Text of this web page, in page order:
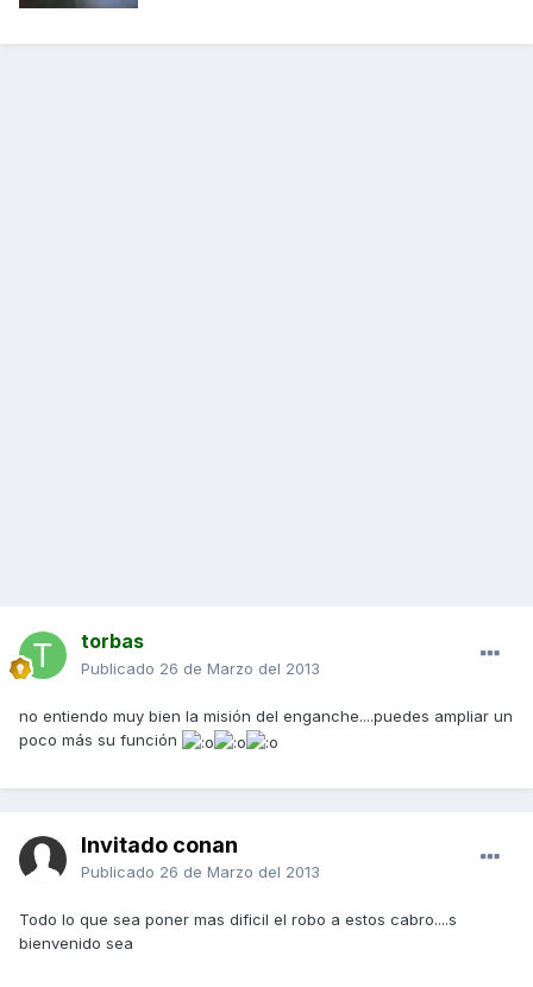
torbas
Publicado 26 de Marzo del 2013
no entiendo muy bien la misión del enganche....puedes ampliar un
poco más su función
Invitado conan
Publicado 26 de Marzo del 2013
Todo lo que sea poner mas dificil el robo a estos cabro....s
bienvenido sea